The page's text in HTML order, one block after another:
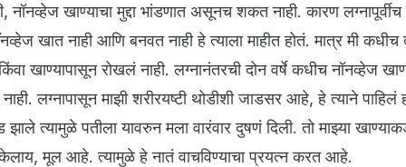
नॉनव्हेज खाण्याचा मुद्दा भांडणात असूनच शकत नाही. कारण लग्नापूर्वीच
खात नाही आणि बनवत नाही हे त्याला माहीत होतं. मात्र मी कधीच
खाण्यापासून रोखलं नाही. लग्नानंतरची दोन वर्षे कधीच नॉनव्हेज
लग्नापासून माझी शरीरयष्टी थोडीशी जाडसर आहे, हे त्याने पाहिलं
त्यामुळे पतीला यावरुन मला वारंवार दुषणं दिली. तो माझ्या
केलाय, मूल आहे. त्यामुळे हे नातं वाचविण्याचा प्रयत्न करत आहे.